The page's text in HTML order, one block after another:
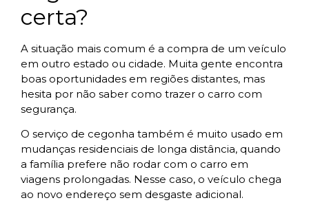
certa?
A situação mais comum é a compra de um veículo
em outro estado ou cidade. Muita gente encontra
boas oportunidades em regiões distantes, mas
hesita por não saber como trazer o carro com
segurança.
O serviço de cegonha também é muito usado em
mudanças residenciais de longa distância, quando
a família prefere não rodar com o carro em
viagens prolongadas. Nesse caso, o veículo chega
ao novo endereço sem desgaste adicional.